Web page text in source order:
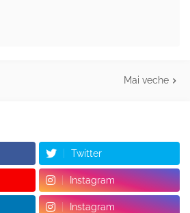
Mai veche
Twitter
Instagram
Instagram